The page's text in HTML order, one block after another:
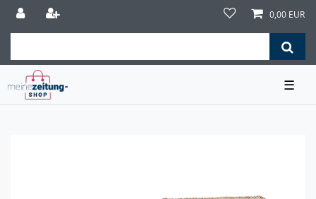
0,00 EUR
☰